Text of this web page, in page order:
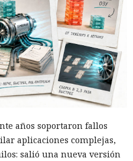
las empresas
las autoridades
son noticia habitual —
años soportaron fallos
aplicaciones complejas,
salió una nueva versión